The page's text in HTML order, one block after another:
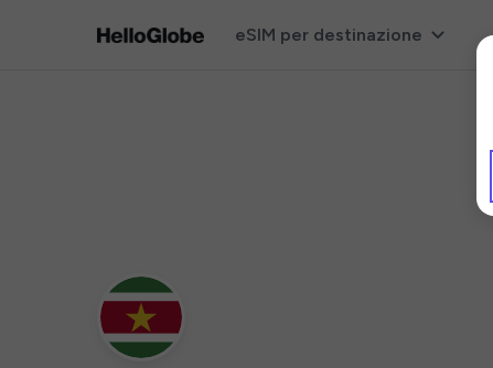
eSIM per destinazione